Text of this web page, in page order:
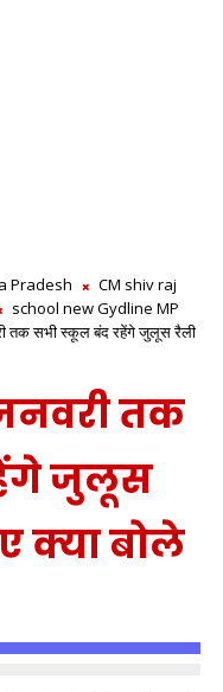
Pradesh
CM shiv raj
school new Gydline MP
तक सभी स्कूल बंद रहेंगे जुलूस रैली
तक
जुलूस
क्या बोले